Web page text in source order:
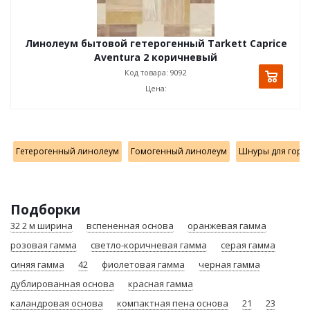
Линолеум бытовой гетерогенный Tarkett Caprice
Aventura 2 коричневый
Код товара: 9092
Цена:
Гетерогенный линолеум Гомогенный линолеум Шнуры для
Подборки
32 2 м ширина вспененная основа
оранжевая гамма
розовая гамма
светло-коричневая гамма
серая гамма
синяя гамма
42 фиолетовая гамма
черная гамма
дублированная основа
красная гамма
каландровая основа
компактная пена основа 21
23